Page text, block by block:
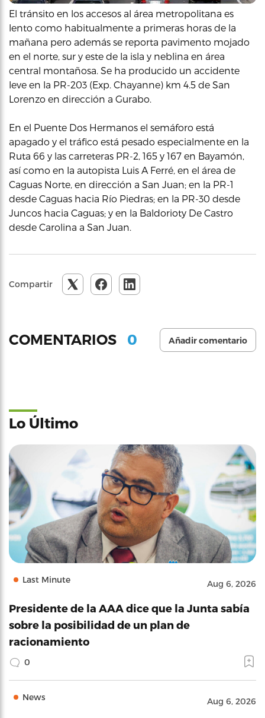
El tránsito en los accesos al área metropolitana es
lento como habitualmente a primeras horas de la
mañana pero además se reporta pavimento mojado
en el norte, sur y este de la isla y neblina en área
central montañosa. Se ha producido un accidente
leve en la PR-203 (Exp. Chayanne) km 4.5 de San
Lorenzo en dirección a Gurabo.
En el Puente Dos Hermanos el semáforo está
apagado y el tráfico está pesado especialmente en la
Ruta 66 y las carreteras PR-2, 165 y 167 en Bayamón,
así como en la autopista Luis A Ferré, en el área de
Caguas Norte, en dirección a San Juan; en la PR-1
desde Caguas hacia Río Piedras; en la PR-30 desde
Juncos hacia Caguas; y en la Baldorioty De Castro
desde Carolina a San Juan.
Compartir
COMENTARIOS 0 Añadir comentario
Lo Último
Last Minute Aug 6, 2026
Presidente de la AAA dice que la Junta sabía
sobre la posibilidad de un plan de
racionamiento
0
News Aug 6, 2026